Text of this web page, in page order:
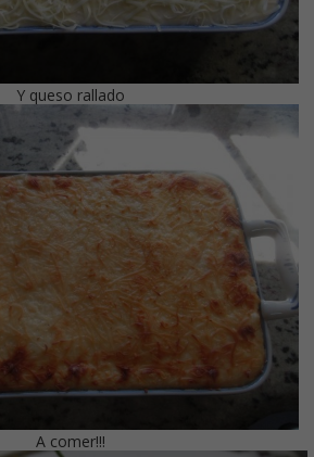
Y queso rallado
A comer!!!